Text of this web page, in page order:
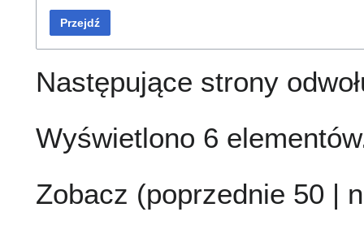
Przejdź
Następujące strony
Wyświetlono 6
Zobacz (poprzednie 50 |